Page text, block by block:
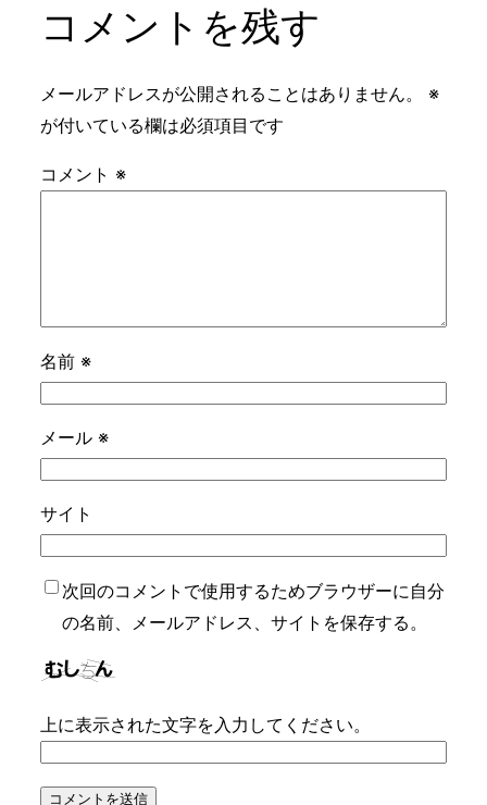
コメントを残す
メールアドレスが公開されることはありません。
※
が付いている欄は必須項目です
コメント ※
名前 ※
メール ※
サイト
次回のコメントで使用するためブラウザーに自分
の名前、メールアドレス、サイトを保存する。
上に表示された文字を入力してください。